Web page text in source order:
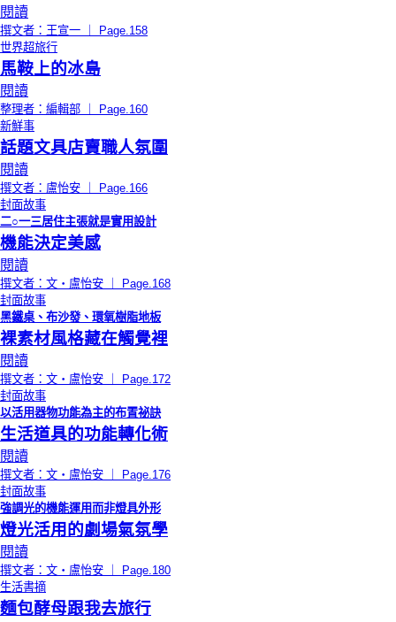
閱讀
撰文者：王宣一 ｜ Page.158
世界超旅行
馬鞍上的冰島
閱讀
整理者：編輯部 ｜ Page.160
新鮮事
話題文具店賣職人氛圍
閱讀
撰文者：盧怡安 ｜ Page.166
封面故事
二○一三居住主張就是實用設計
機能決定美感
閱讀
撰文者：文‧盧怡安 ｜ Page.168
封面故事
黑鐵桌、布沙發、環氧樹脂地板
裸素材風格藏在觸覺裡
閱讀
撰文者：文‧盧怡安 ｜ Page.172
封面故事
以活用器物功能為主的布置祕訣
生活道具的功能轉化術
閱讀
撰文者：文‧盧怡安 ｜ Page.176
封面故事
強調光的機能運用而非燈具外形
燈光活用的劇場氣氛學
閱讀
撰文者：文‧盧怡安 ｜ Page.180
生活書摘
麵包酵母跟我去旅行